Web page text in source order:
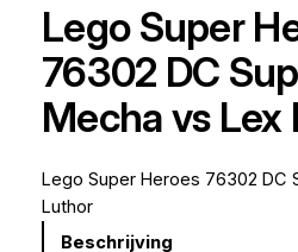
Lego Super
76302 DC
Mecha vs Lex
Lego Super Heroes 76302 DC
Luthor
Beschrijving